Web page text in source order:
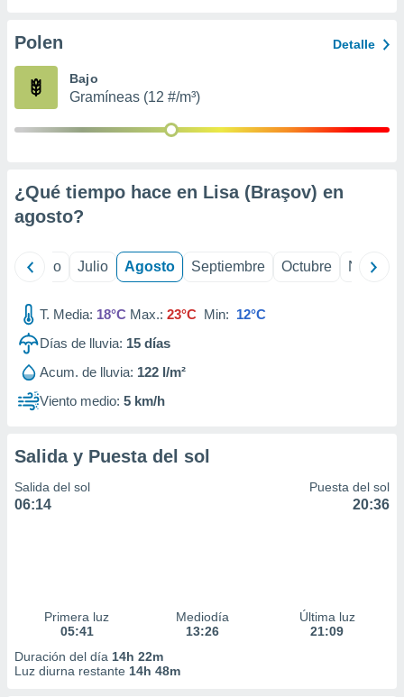
e
mediante
de
1199
Polen Detalle
Bajo
Gramíneas (12 #/m³)
¿Qué tiempo hace en Lisa (Braşov) en
agosto?
Junio Julio Agosto Septiembre Octubre
T. Media: 18°C Max.: 23°C Min: 12°C
Días de lluvia: 15 días
Acum. de lluvia: 122 l/m²
Viento medio: 5 km/h
Salida y Puesta del sol
Salida del sol
06:14
Puesta del sol
20:36
Primera luz
05:41
Mediodía
13:26
Última luz
21:09
Duración del día 14h 22m
Luz diurna restante 14h 48m